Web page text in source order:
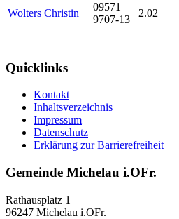
Wolters Christin
09571
9707-13
2.02
Quicklinks
Kontakt
Inhaltsverzeichnis
Impressum
Datenschutz
Erklärung zur Barrierefreiheit
Gemeinde Michelau i.OFr.
Rathausplatz 1
96247 Michelau i.OFr.